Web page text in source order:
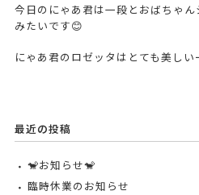
今日のにゃあ君は一段とおばちゃ
みたいです😊
にゃあ君のロゼッタはとても美し
最近の投稿
🐒お知らせ🐒
臨時休業のお知らせ